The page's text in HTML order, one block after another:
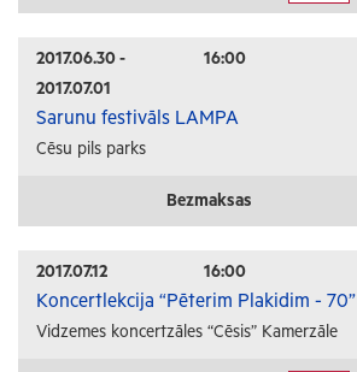
2017.06.30 -
2017.07.01
16:00
Sarunu festivāls LAMPA
Cēsu pils parks
Bezmaksas
2017.07.12 16:00
Koncertlekcija “Pēterim Plakidim - 70”
Vidzemes koncertzāles “Cēsis” Kamerzāle